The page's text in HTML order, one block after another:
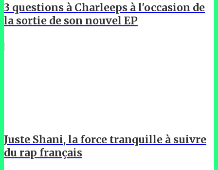
3 questions à Charleeps à l'occasion de
la sortie de son nouvel EP
Juste Shani, la force tranquille à suivre
du rap français